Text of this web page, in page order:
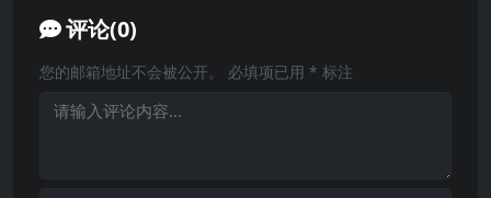
评论(0)
您的邮箱地址不会被公开。 必填项已用 * 标注